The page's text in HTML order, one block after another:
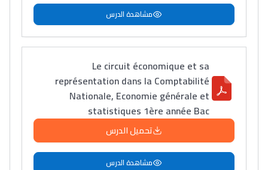
مشاهدة الدرس
Le circuit économique et sa
représentation dans la Comptabilité
Nationale, Economie générale et
statistiques 1ère année Bac
تحميل الدرس
مشاهدة الدرس